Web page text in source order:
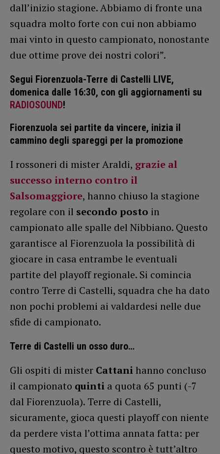
dall’inizio stagione. Abbiamo di fronte una
squadra molto forte con cui non abbiamo
mai vinto in questo campionato, nonostante
due ottime prove dei nostri colori”.
Segui Fiorenzuola-Terre di Castelli LIVE,
domenica dalle 16:30, con gli aggiornamenti su
RADIOSOUND!
Fiorenzuola sei partite da vincere, inizia il
cammino degli spareggi per la promozione
I rossoneri di mister Araldi, grazie al
successo interno contro il
Salsomaggiore, hanno chiuso la stagione
regolare con il secondo posto in
campionato alle spalle del Nibbiano. Questo
garantisce al Fiorenzuola la possibilità di
giocare in casa entrambe le eventuali
partite del playoff regionale. Si comincia
contro Terre di Castelli, squadra che ha dato
non pochi problemi ai valdardesi nelle due
sfide di campionato.
Terre di Castelli un osso duro…
Gli ospiti di mister Cattanihanno concluso
il campionato quinti a quota 65 punti (-7
dal Fiorenzuola). Terre di Castelli,
sicuramente, gioca questi playoff con niente
da perdere vista l’ottima annata fatta: per
questo motivo, questo scontro è tutt’altro